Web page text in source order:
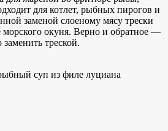
для котлет, рыбных пирогов и
заменой слоеному мясу трески
морского окуня. Верно и обратное —
треской.
суп из филе луциана